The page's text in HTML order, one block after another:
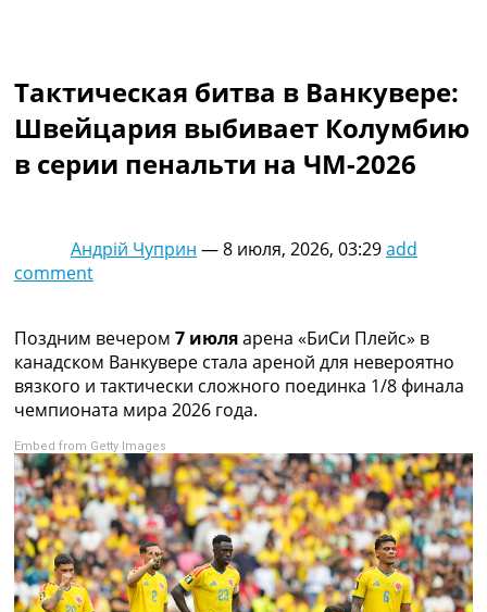
Украина. Премьер-Лига
Украина. Первая Лига
Лига Чемпионов
Англия. Премьер Лига
Таблицы групп Чемпионата Мира
Лига Чемпионов. Таблицы групп
Англия. Премьер-Лига
Испания. Ла Лига
Все таблицы >>>
Рейтинг стран УЕФА
Рейтинг клубов УЕФА
Рейтинг ФИФА
ТВ программа
RU
UA
Тактическая битва в Ванкувере:
Швейцария выбивает Колумбию
в серии пенальти на ЧМ-2026
Андрій Чуприн —8 июля, 2026, 03:29add
comment
Поздним вечером 7 июляарена «БиСи Плейс» в
канадском Ванкувере стала ареной для невероятно
вязкого и тактически сложного поединка 1/8 финала
чемпионата мира 2026 года.
Embed from Getty Images